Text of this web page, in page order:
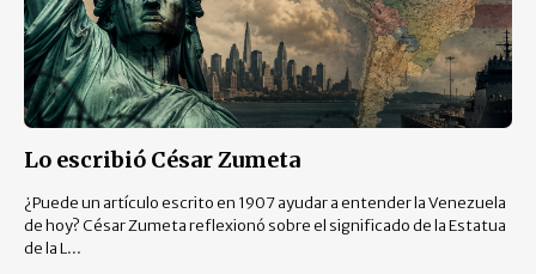
Lo escribió César Zumeta
¿Puede un artículo escrito en 1907 ayudar a entender la Venezuela
de hoy? César Zumeta reflexionó sobre el significado de la Estatua
de la L...